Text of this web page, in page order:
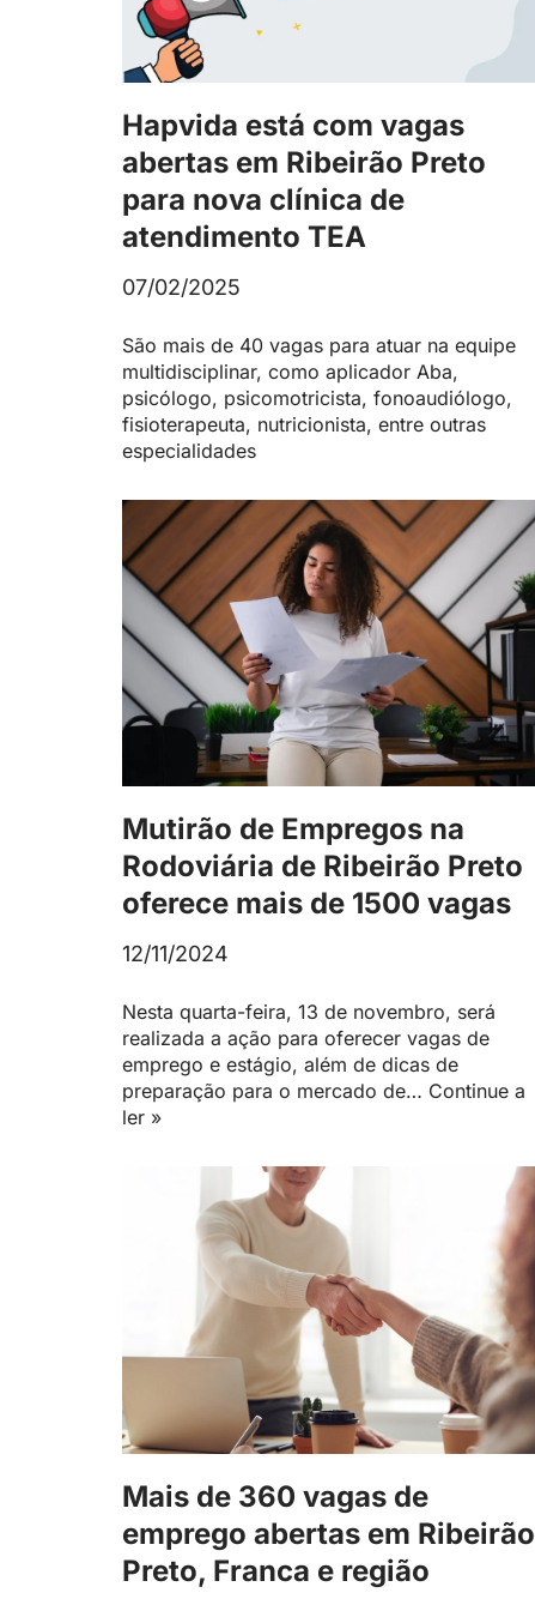
Hapvida está com vagas
abertas em Ribeirão Preto
para nova clínica de
atendimento TEA
07/02/2025
São mais de 40 vagas para atuar na equipe
multidisciplinar, como aplicador Aba,
psicólogo, psicomotricista, fonoaudiólogo,
fisioterapeuta, nutricionista, entre outras
especialidades
Mutirão de Empregos na
Rodoviária de Ribeirão Preto
oferece mais de 1500 vagas
12/11/2024
Nesta quarta-feira, 13 de novembro, será
realizada a ação para oferecer vagas de
emprego e estágio, além de dicas de
preparação para o mercado de… Continue a
ler »
Mais de 360 vagas de
emprego abertas em Ribeirão
Preto, Franca e região